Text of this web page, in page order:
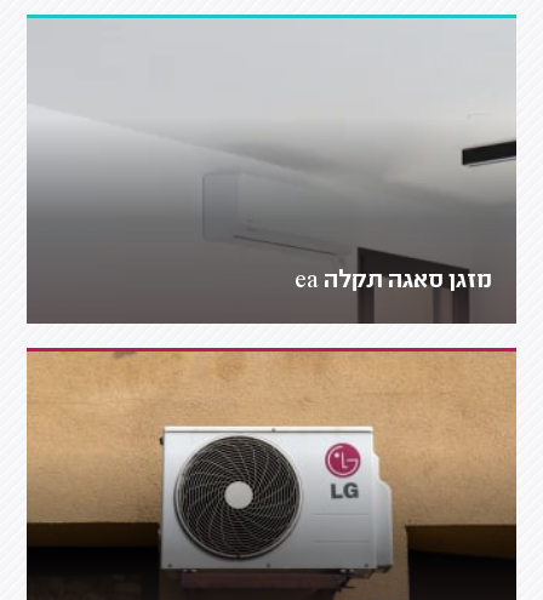
מזגן סאגה תקלה ea